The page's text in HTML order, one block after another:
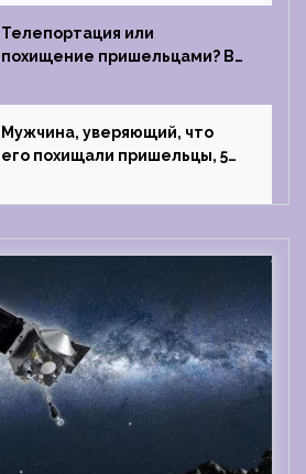
Телепортация или
похищение пришельцами? В
случай произошел с семьей
из Аргентины
Мужчина, уверяющий, что
его похищали пришельцы, 5
тест на детекторе лжи